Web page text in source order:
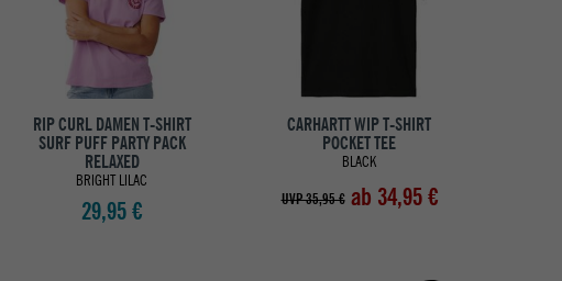
RIP CURL DAMEN T-SHIRT
SURF PUFF PARTY PACK
RELAXED
BRIGHT LILAC
29,95 €
CARHARTT WIP T-SHIRT
POCKET TEE
BLACK
UVP 35,95 € ab 34,95 €